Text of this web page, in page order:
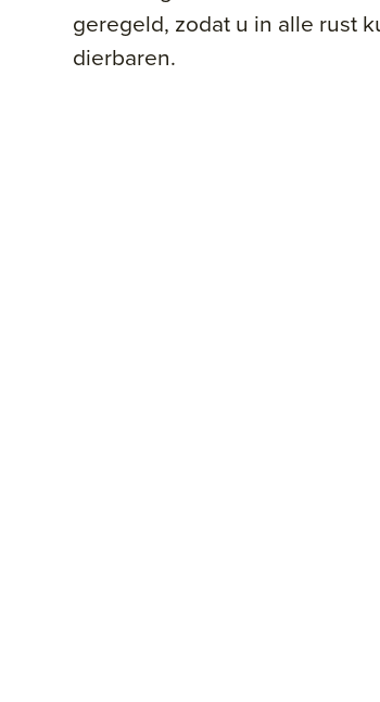
geregeld, zodat u in alle rust
dierbaren.